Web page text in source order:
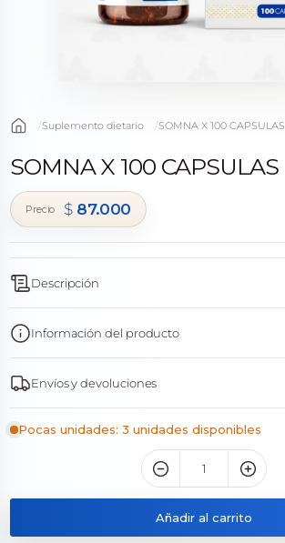
Suplemento dietario SOMNA X 100 CAPSULAS
SOMNA X 100 CAPSULAS
$87.000
Descripción
Información del producto
Envíos y devoluciones
Pocas unidades: 3 unidades disponibles
Añadir al carrito